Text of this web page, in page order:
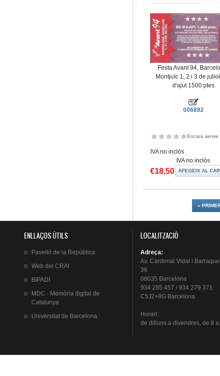
Festa Avant 94,
Montjuïc 1, 2 i 3 de
d'ajut 1500 ptes
006892
Encara sense
IVA no inclòs
IVA no inclòs
€18,50
«
ENLLAÇOS ÚTILS
Pavelló de la República
Web del CRAI
BIPADI
MDC - Memòria digital de
Catalunya
Universitat de Barcelona
LOCALITZACIÓ
Adreça:
Av. Cardenal Vidal i
36
08035 Barcelona
934 285 457 / 934 279 371
C5J2+8G Barcelona
Horari:
de dillunsa divendres, de 8